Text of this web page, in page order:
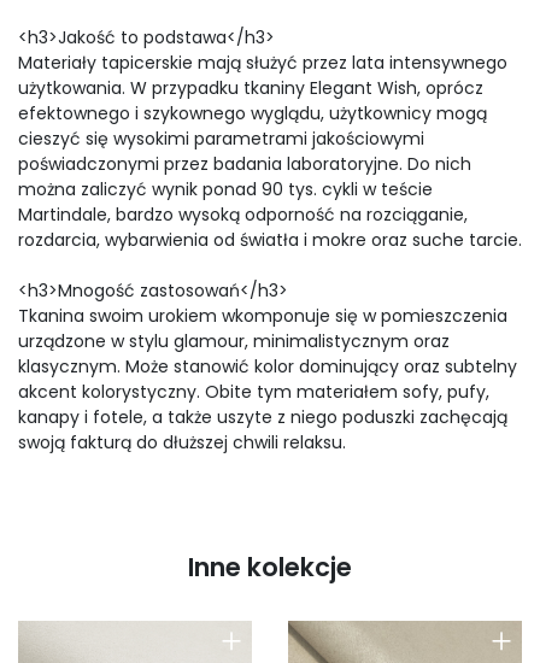
<h3>Jakość to podstawa</h3>
Materiały tapicerskie mają służyć przez lata intensywnego
użytkowania. W przypadku tkaniny Elegant Wish, oprócz
efektownego i szykownego wyglądu, użytkownicy mogą
cieszyć się wysokimi parametrami jakościowymi
poświadczonymi przez badania laboratoryjne. Do nich
można zaliczyć wynik ponad 90 tys. cykli w teście
Martindale, bardzo wysoką odporność na rozciąganie,
rozdarcia, wybarwienia od światła i mokre oraz suche tarcie.
<h3>Mnogość zastosowań</h3>
Tkanina swoim urokiem wkomponuje się w pomieszczenia
urządzone w stylu glamour, minimalistycznym oraz
klasycznym. Może stanowić kolor dominujący oraz subtelny
akcent kolorystyczny. Obite tym materiałem sofy, pufy,
kanapy i fotele, a także uszyte z niego poduszki zachęcają
swoją fakturą do dłuższej chwili relaksu.
Inne kolekcje
+ +